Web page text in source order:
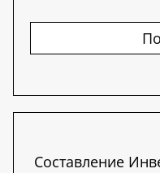
Составление